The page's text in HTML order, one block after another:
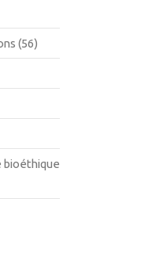
(56)
bioéthique